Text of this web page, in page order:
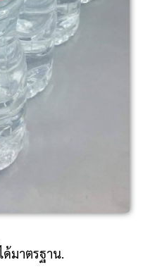
ด้มาตรฐาน.